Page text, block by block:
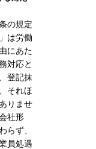
の規定
は労働
にあた
対応と
登記抹
それほ
りませ
社形
らず、
員処遇